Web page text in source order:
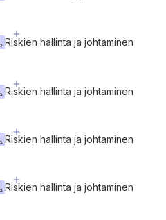
Riskien hallinta ja johtaminen
Riskien hallinta ja johtaminen
Riskien hallinta ja johtaminen
Riskien hallinta ja johtaminen